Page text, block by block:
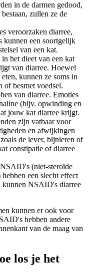
in de darmen gedood,
zullen ze de
veroorzaken diarree,
kunnen een soortgelijk
van een kat.
het dieet van een kat
van diarree. Hoewel
kunnen ze soms in
of besmet voedsel.
van diarree. Emoties
(bijv. opwinding en
jouw kat diarree krijgt.
zijn vatbaar voor
en afwijkingen
de lever, bijnieren of
constipatie of diarree
(niet-steroïde
een slecht effect
kunnen NSAID's diarree
kunnen er ook voor
hebben andere
van de maag van
los je het